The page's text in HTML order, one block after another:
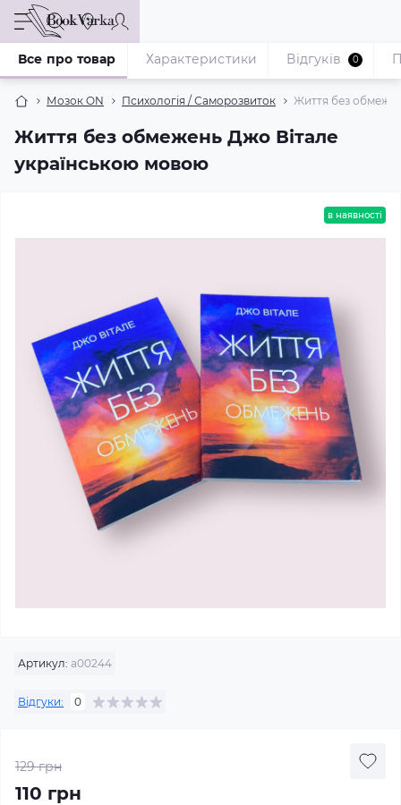
Мозок ON Психологія / Саморозвиток Життя без
Життя без обмежень Джо Вітале
українською мовою
Все про товар Характеристики Відгуків 0
в наявності
Артикул: а00244
Відгуки: 0
129 грн
110 грн